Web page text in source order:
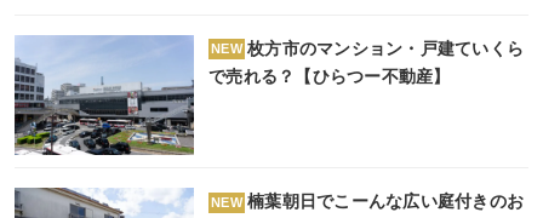
NEW 枚方市のマンション・戸建ていくら
で売れる？【ひらつー不動産】
NEW 楠葉朝日でこーんな広い庭付きのお